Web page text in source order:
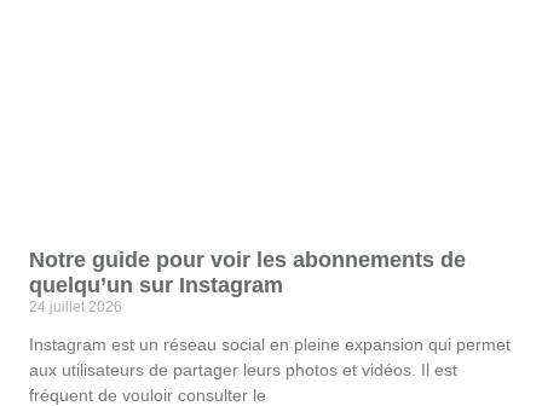
Notre guide pour voir les abonnements de
quelqu’un sur Instagram
24 juillet 2026
Instagram est un réseau social en pleine expansion qui permet
aux utilisateurs de partager leurs photos et vidéos. Il est
fréquent de vouloir consulter le